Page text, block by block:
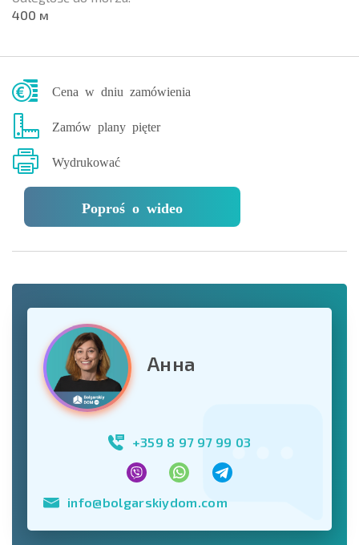
400 м
Cena w dniu zamówienia
Zamów plany pięter
Wydrukować
Poproś o wideo
Анна
+359 8 97 97 99 03
info@bolgarskiydom.com